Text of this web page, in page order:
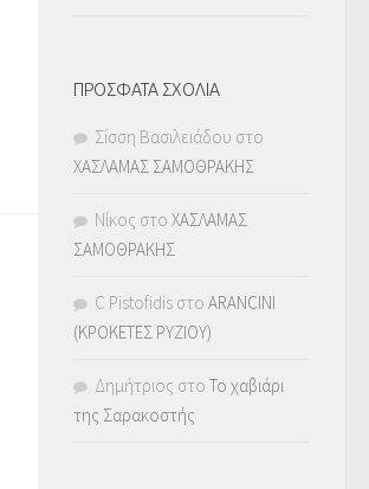
ΠΡΟΣΦΑΤΑ ΣΧΟΛΙΑ
Σίσση Βασιλειάδου στο
ΧΑΣΛΑΜΑΣ ΣΑΜΟΘΡΑΚΗΣ
Νίκος στο ΧΑΣΛΑΜΑΣ
ΣΑΜΟΘΡΑΚΗΣ
C Pistofidis στο ARANCINI
(ΚΡΟΚΕΤΕΣ ΡΥΖΙΟΥ)
Δημήτριος στο Το χαβιάρι
της Σαρακοστής